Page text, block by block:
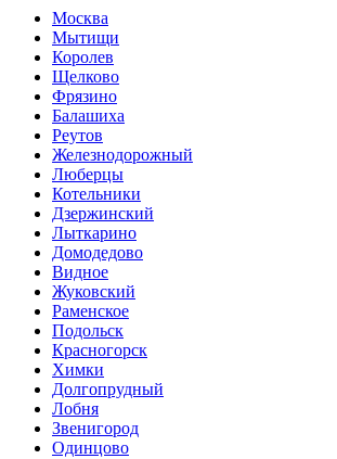
Москва
Мытищи
Королев
Щелково
Фрязино
Балашиха
Реутов
Железнодорожный
Люберцы
Котельники
Дзержинский
Лыткарино
Домодедово
Видное
Жуковский
Раменское
Подольск
Красногорск
Химки
Долгопрудный
Лобня
Звенигород
Одинцово